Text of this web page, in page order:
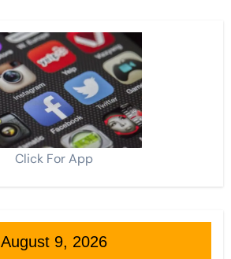
Click For App
August 9, 2026